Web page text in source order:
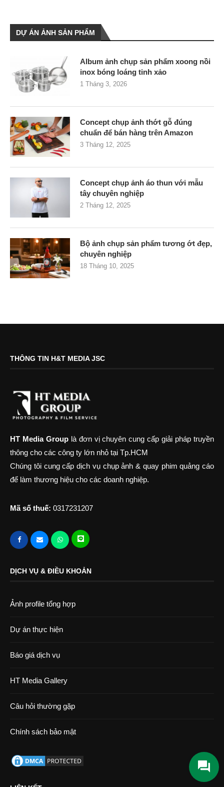
DỰ ÁN ẢNH SẢN PHẨM
Album ảnh chụp sản phẩm xoong nồi
inox bóng loáng tinh xảo
1 Tháng 3, 2026
Concept chụp ảnh thớt gỗ đúng
chuẩn để bán hàng trên Amazon
3 Tháng 12, 2025
Concept chụp ảnh áo thun với mẫu
tây chuyên nghiệp
2 Tháng 12, 2025
Bộ ảnh chụp sản phẩm tương ớt đẹp,
chuyên nghiệp
18 Tháng 10, 2025
THÔNG TIN H&T MEDIA JSC
HT Media Grouplà đơn vị chuyên cung cấp giải pháp truyền
thông cho các công ty lớn nhỏ tại Tp.HCM
Chúng tôi cung cấp dịch vụ chụp ảnh & quay phim quảng cáo
để làm thương hiệu cho các doanh nghiệp.
Mã số thuế: 0317231207
DỊCH VỤ & ĐIỀU KHOẢN
Ảnh profile tổng hợp
Dự án thực hiện
Báo giá dịch vụ
HT Media Gallery
Câu hỏi thường gặp
Chính sách bảo mật